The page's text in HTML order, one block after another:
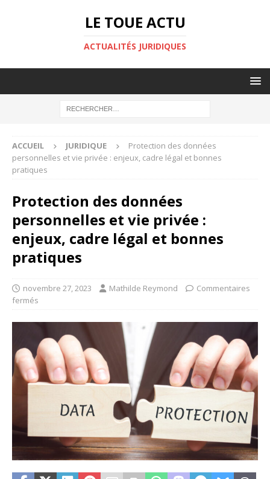
LE TOUE ACTU
ACTUALITÉS JURIDIQUES
ACCUEIL JURIDIQUE
Protection des données
personnelles et vie privée : enjeux, cadre légal et bonnes
pratiques
Protection des données
personnelles et vie privée :
enjeux, cadre légal et bonnes
pratiques
novembre 27, 2023 Mathilde Reymond
Commentaires
fermés